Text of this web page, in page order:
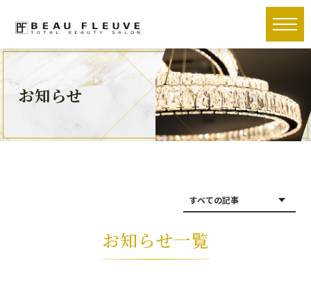
toggle
お知らせ
お知らせ一覧